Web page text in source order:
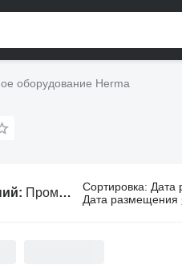
оборудование Herma
Промышленное оборудование Herma Сортировка: Дата
Дата размещения